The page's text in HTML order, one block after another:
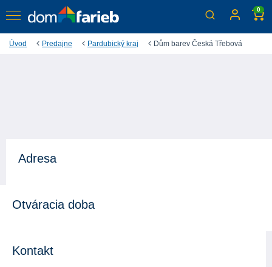
0
Úvod Predajne Pardubický kraj Dům barev Česká Třebová
Adresa
Otváracia doba
Kontakt